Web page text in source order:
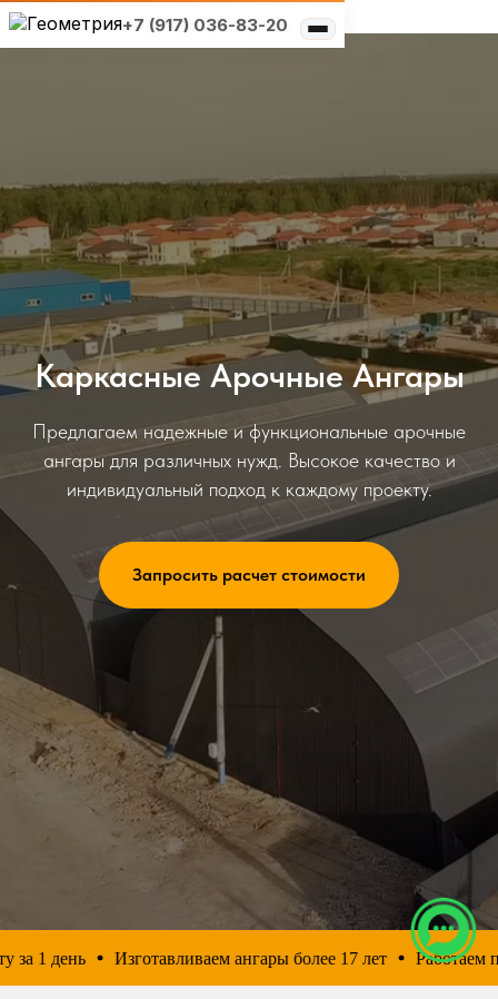
+7 (917) 036-83-20
О компании
Реализованные проекты
Нижний Новгород и область
Москва и область
Санкт-Петербург и
область
Нижний Новгород и
Самара и область
Каркасные Арочные Ангары
Предлагаем надежные и функциональные арочные
ангары для различных нужд. Высокое качество и
индивидуальный подход к каждому проекту.
Запросить расчет стоимости
1 день Изготавливаем ангары более 17 лет Работаем по